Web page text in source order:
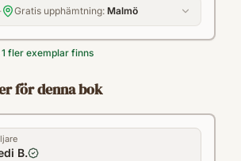
utföra professionellt socialt
omsorg 1, elevbok
med ett enkelt språk• ett
läromedel• ett
i sitt lärande
· Gratis upphämtning: Malmö
fler exemplar finns
för denna bok
B.